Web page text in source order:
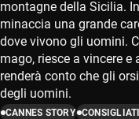
montagne della Sicilia.
minaccia una grande
dove vivono gli uomini.
mago, riesce a vincere e
renderà conto che gli
degli uomini.
CANNES STORY